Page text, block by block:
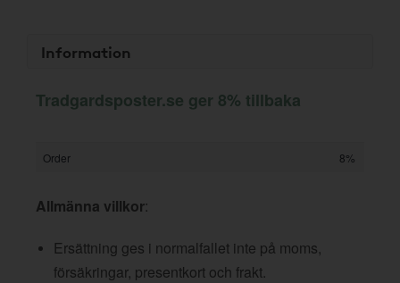
Information
Tradgardsposter.se ger 8% tillbaka
Order 8%
Allmänna villkor:
Ersättning ges i normalfallet inte på moms,
försäkringar, presentkort och frakt.